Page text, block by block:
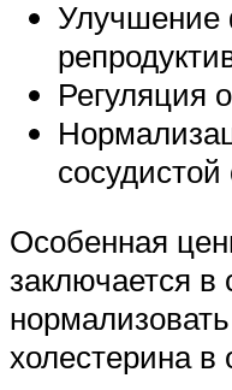
Улучшение
Регуляция
Особенная
заключается в
холестерина в